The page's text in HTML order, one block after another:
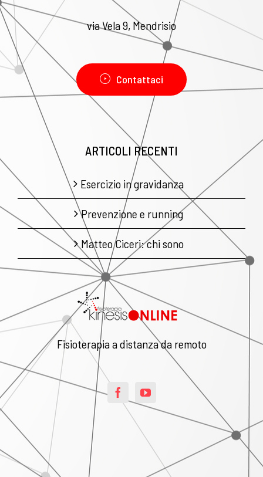
via Vela 9, Mendrisio
Contattaci
ARTICOLI RECENTI
Esercizio in gravidanza
Prevenzione e running
Matteo Ciceri: chi sono
Fisioterapia a distanza da remoto